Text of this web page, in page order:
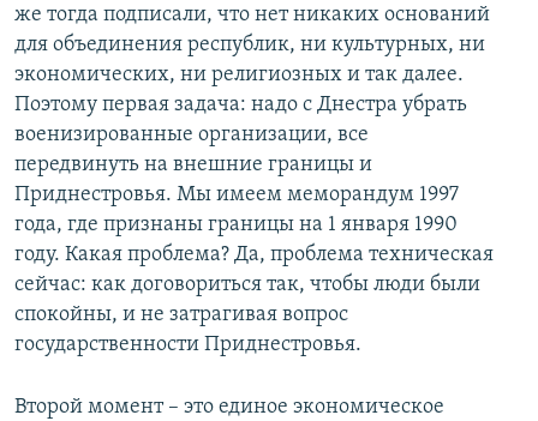
же тогда подписали, что нет никаких оснований
для объединения республик, ни культурных, ни
экономических, ни религиозных и так далее.
Поэтому первая задача: надо с Днестра убрать
военизированные организации, все
передвинуть на внешние границы и
Приднестровья. Мы имеем меморандум 1997
года, где признаны границы на 1 января 1990
году. Какая проблема? Да, проблема техническая
сейчас: как договориться так, чтобы люди были
спокойны, и не затрагивая вопрос
государственности Приднестровья.
Второй момент – это единое экономическое